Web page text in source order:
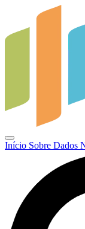
Início Sobre Dados